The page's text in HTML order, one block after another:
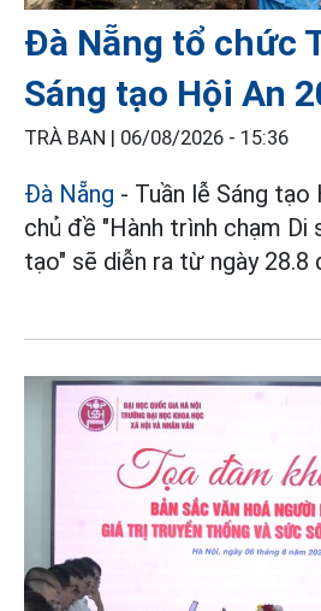
Đà Nẵng tổ chức
Sáng tạo Hội An
TRÀ BAN | 06/08/2026 - 15:36
Đà Nẵng - Tuần lễ Sáng tạo
chủ đề "Hành trình chạm Di
tạo" sẽ diễn ra từ ngày 28.8